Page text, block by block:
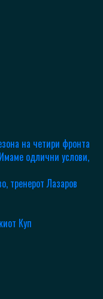
на четири фронта
одлични услови,
тренерот Лазаров
Куп